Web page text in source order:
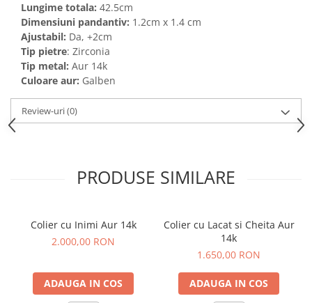
Lungime totala: 42.5cm
Dimensiuni pandantiv: 1.2cm x 1.4 cm
Ajustabil: Da, +2cm
Tip pietre: Zirconia
Tip metal: Aur 14k
Culoare aur: Galben
Review-uri(0)
PRODUSE SIMILARE
Colier cu Inimi Aur 14k
2.000,00 RON
ADAUGA IN COS
Colier cu Lacat si Cheita Aur
14k
1.650,00 RON
ADAUGA IN COS